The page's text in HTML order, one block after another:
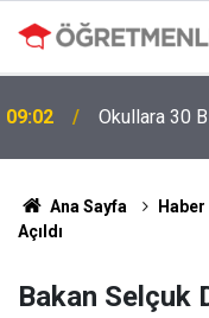
19:01
Öncelik
Ana Sayfa Haber
Açıldı
Bakan Selçuk